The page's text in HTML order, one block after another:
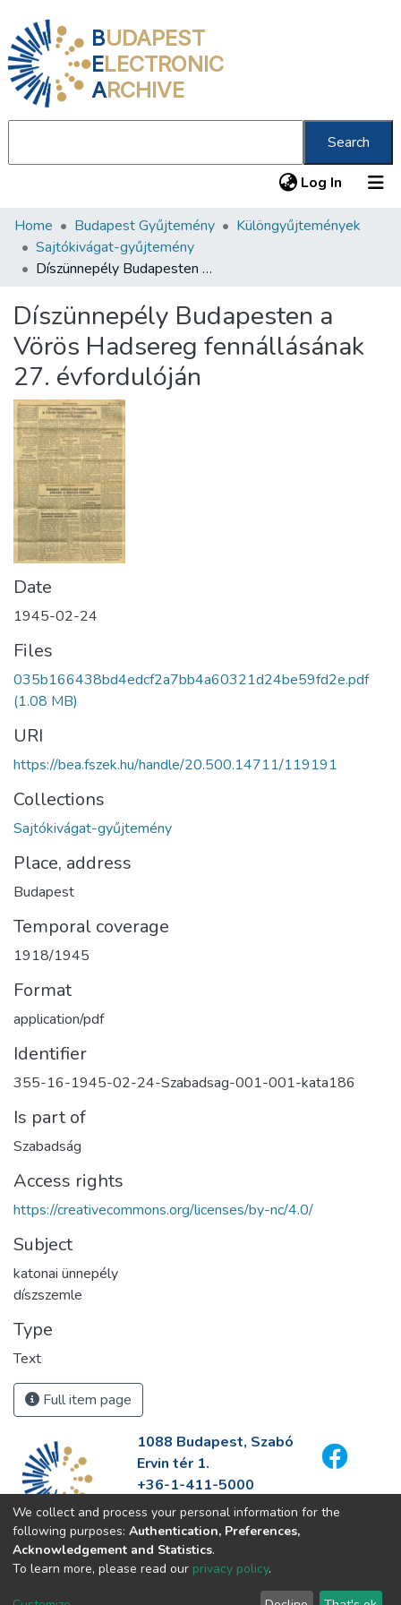
BUDAPEST
ELECTRONIC
ARCHIVE
Search
Log In (current)
Communities & Collections
All of DSpace
About us
Home Budapest Gyűjtemény
Különgyűjtemények
Sajtókivágat-gyűjtemény
Díszünnepély Budapesten a Vörös Hadsereg fennállásának 27. évfordulóján
Díszünnepély Budapesten a
Vörös Hadsereg fennállásának
27. évfordulóján
Date
1945-02-24
Files
035b166438bd4edcf2a7bb4a60321d24be59fd2e.pdf
(1.08 MB)
URI
https://bea.fszek.hu/handle/20.500.14711/119191
Collections
Sajtókivágat-gyűjtemény
Place, address
Budapest
Temporal coverage
1918/1945
Format
application/pdf
Identifier
355-16-1945-02-24-Szabadsag-001-001-kata186
Is part of
Szabadság
Access rights
https://creativecommons.org/licenses/by-nc/4.0/
Subject
katonai ünnepély
díszszemle
Type
Text
Full item page
1088 Budapest, Szabó
Ervin tér 1.
+36-1-411-5000
info@fszek.hu
https://fszek.hu
We collect and process your personal information for the
following purposes: Authentication, Preferences,
Acknowledgement and Statistics.
To learn more, please read our privacy policy.